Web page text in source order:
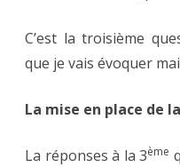
C’est la troisième
que je vais évoquer
La mise en place de
La réponses à la 3ème